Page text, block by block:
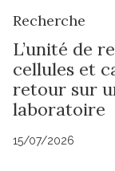
Recherche
L’unité de
cellules et
retour sur
laboratoire
15/07/2026